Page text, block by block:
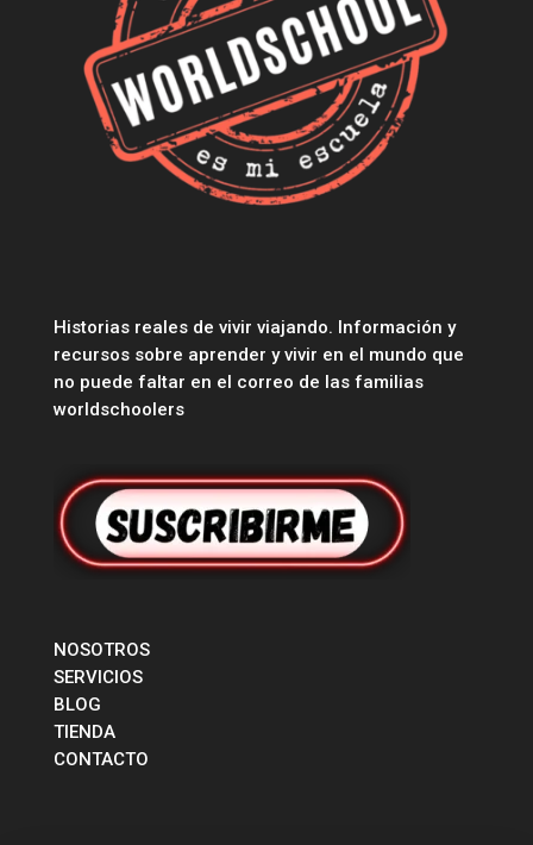
Historias reales de vivir viajando. Información y
recursos sobre aprender y vivir en el mundo que
no puede faltar en el correo de las familias
worldschoolers
NOSOTROS
SERVICIOS
BLOG
TIENDA
CONTACTO